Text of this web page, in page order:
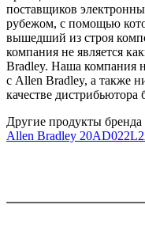
поставщиков
рубежом, с помощью
вышедший из строя
компания не является
Bradley. Наша компания
с Allen Bradley, а также
качестве
Другие продукты бренда
Allen Bradley